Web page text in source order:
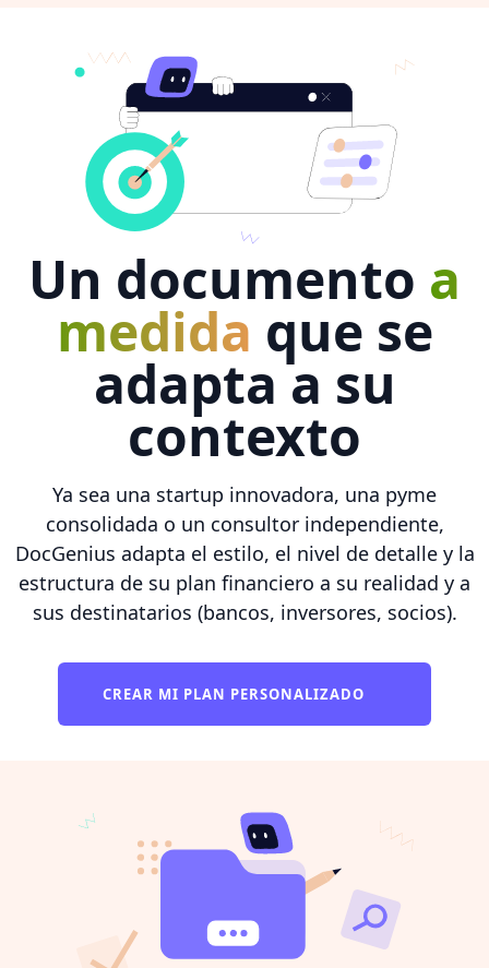
Un documento a
medida que se
adapta a su
contexto
Ya sea una startup innovadora, una pyme
consolidada o un consultor independiente,
DocGenius adapta el estilo, el nivel de detalle y la
estructura de su plan financiero a su realidad y a
sus destinatarios (bancos, inversores, socios).
CREAR MI PLAN PERSONALIZADO